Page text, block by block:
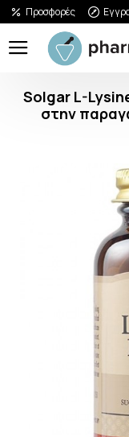
Προσφορές
Solgar L-
στην